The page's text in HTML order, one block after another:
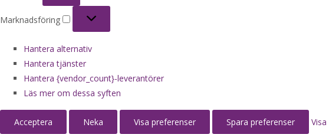
Marknadsföring
Hantera alternativ
Hantera tjänster
Hantera {vendor_count}-leverantörer
Läs mer om dessa syften
Acceptera Neka Visa preferenser Spara preferenser